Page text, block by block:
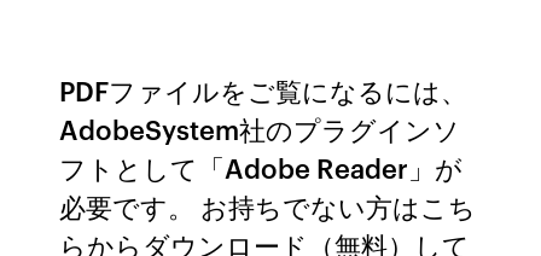
PDFファイルをご覧になるには、
AdobeSystem社のプラグインソ
フトとして「Adobe Reader」が
必要です。 お持ちでない方はこち
らからダウンロード（無料）して